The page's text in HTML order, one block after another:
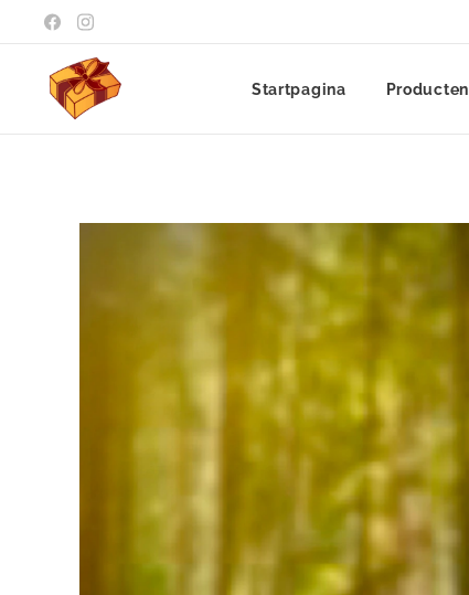
Startpagina Producten